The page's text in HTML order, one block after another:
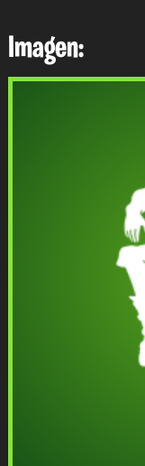
Imagen: